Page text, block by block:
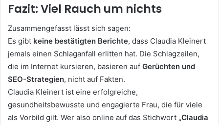
Fazit: Viel Rauch um nichts
Zusammengefasst lässt sich sagen:
Es gibt keine bestätigten Berichte, dass Claudia Kleinert
jemals einen Schlaganfall erlitten hat. Die Schlagzeilen,
die im Internet kursieren, basieren auf Gerüchten und
SEO-Strategien, nicht auf Fakten.
Claudia Kleinert ist eine erfolgreiche,
gesundheitsbewusste und engagierte Frau, die für viele
als Vorbild gilt. Wer also online auf das Stichwort „Claudia